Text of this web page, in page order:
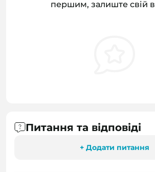
першим, залиште свій
Питання та відповіді
+ Додати питання